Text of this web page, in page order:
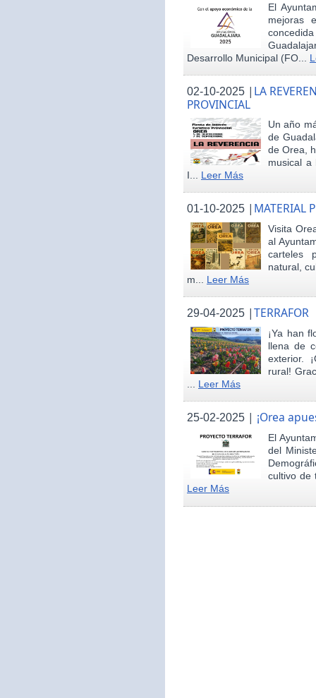
El
mejoras
Desarrollo Municipal (FO...
02-10-2025 | LA
PROVINCIAL
Un año
de
de Orea,
musical a
I... Leer Más
01-10-2025 | MATERIAL
Visita
al
carteles
natural,
m... Leer Más
29-04-2025 |TERRAFOR
¡Ya han
llena de
exterior.
rural!
... Leer Más
25-02-2025 | ¡Orea
El
del
cultivo de
Leer Más